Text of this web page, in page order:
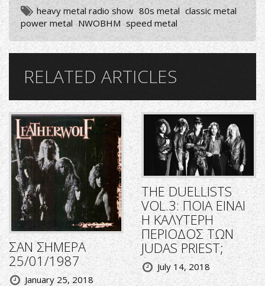
heavy metal radio show 80s metal classic metal
power metal NWOBHM speed metal
RELATED ARTICLES
ΣΑΝ ΣΗΜΕΡΑ
25/01/1987
January 25, 2018
THE DUELLISTS
VOL.3: ΠΟΙΑ ΕΙΝΑΙ
Η ΚΑΛΥΤΕΡΗ
ΠΕΡΙΟΔΟΣ ΤΩΝ
JUDAS PRIEST;
July 14, 2018